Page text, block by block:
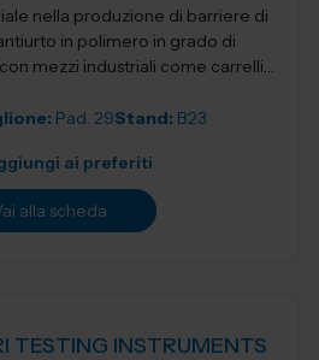
nella produzione di barriere di
in polimero in grado di
mezzi industriali come carrelli
Pad. 29Stand: B23
ai preferiti
alla scheda
TESTING INSTRUMENTS